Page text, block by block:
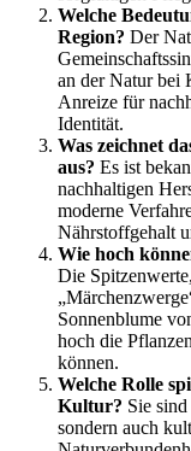
Welche
Region? Der
an der Natur bei
Anreize für
Identität.
Was zeichnet
aus? Es ist
nachhaltigen
moderne
Nährstoffgehalt
Wie hoch
Die
Sonnenblume
hoch die
können.
Welche Rolle
Kultur? Sie
sondern auch